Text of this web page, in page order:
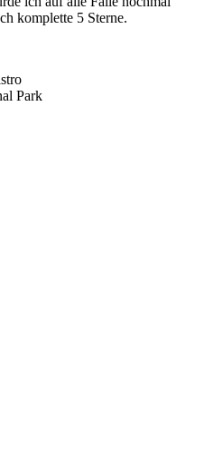
komplette 5 Sterne.
Park